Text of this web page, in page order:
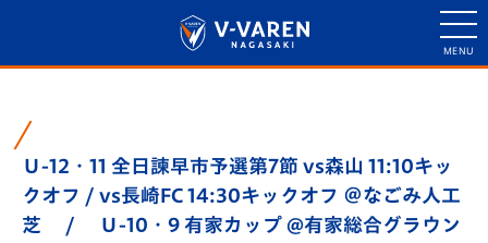
Ｕ-12・11 全日諫早市予選第7節 vs森山 11:10キッ
クオフ / vs長崎FC 14:30キックオフ ＠なごみ人工
芝 / Ｕ-10・9 有家カップ @有家総合グラウン